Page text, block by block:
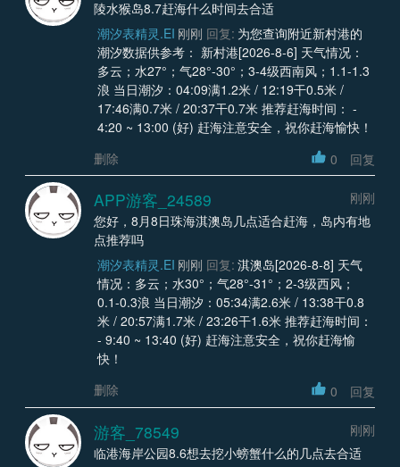
陵水猴岛8.7赶海什么时间去合适
潮汐表精灵.EI 刚刚 回复: 为您查询附近新村港的
潮汐数据供参考： 新村港[2026-8-6] 天气情况：
多云；水27°；气28°-30°；3-4级西南风；1.1-1.3
浪 当日潮汐：04:09满1.2米 / 12:19干0.5米 /
17:46满0.7米 / 20:37干0.7米 推荐赶海时间： -
4:20 ~ 13:00 (好) 赶海注意安全，祝你赶海愉快！
删除
0 回复
APP游客_24589
刚刚
您好，8月8日珠海淇澳岛几点适合赶海，岛内有地
点推荐吗
潮汐表精灵.EI 刚刚 回复: 淇澳岛[2026-8-8] 天气
情况：多云；水30°；气28°-31°；2-3级西风；
0.1-0.3浪 当日潮汐：05:34满2.6米 / 13:38干0.8
米 / 20:57满1.7米 / 23:26干1.6米 推荐赶海时间：
- 9:40 ~ 13:40 (好) 赶海注意安全，祝你赶海愉
快！
删除
0 回复
游客_78549
刚刚
临港海岸公园8.6想去挖小螃蟹什么的几点去合适